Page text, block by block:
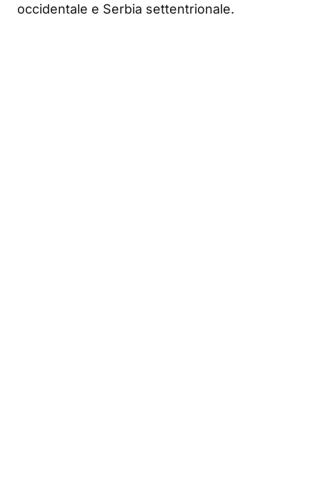
occidentale e Serbia settentrionale.